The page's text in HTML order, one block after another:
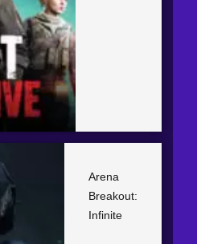
Arena
Breakout:
Infinite